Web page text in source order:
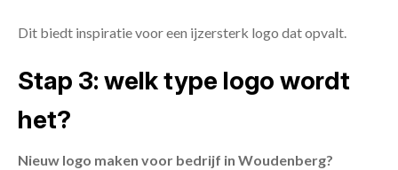
Dit biedt inspiratie voor een ijzersterk logo dat opvalt.
Stap 3: welk type logo wordt
het?
Nieuw logo maken voor bedrijf in Woudenberg?